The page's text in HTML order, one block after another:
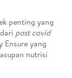
penting yang
post covid
Ensure yang
nutrisi